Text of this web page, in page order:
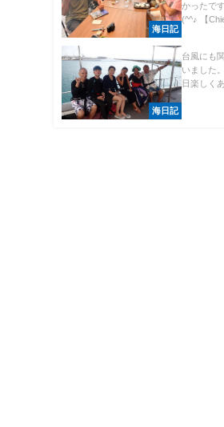
海日記
かったで
(^^♪ 【
海日記
台風にも
いました
日楽しく